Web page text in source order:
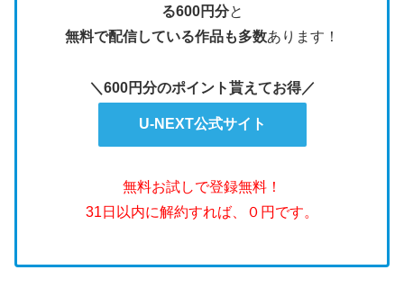
る600円分と
無料で配信している作品も多数あります！
＼600円分のポイント貰えてお得／
U-NEXT公式サイト
無料お試しで登録無料！
31日以内に解約すれば、０円です。